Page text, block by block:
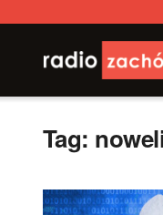
Tag: